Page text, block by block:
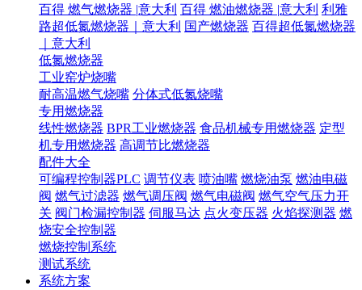
百得 燃气燃烧器 |意大利 百得 燃油燃烧器 |意大利 利雅
路超低氮燃烧器｜意大利 国产燃烧器 百得超低氮燃烧器
｜意大利
低氮燃烧器
工业窑炉烧嘴
耐高温燃气烧嘴 分体式低氮烧嘴
专用燃烧器
线性燃烧器 BPR工业燃烧器 食品机械专用燃烧器 定型
机专用燃烧器 高调节比燃烧器
配件大全
可编程控制器PLC 调节仪表 喷油嘴 燃烧油泵 燃油电磁
阀 燃气过滤器 燃气调压阀 燃气电磁阀 燃气空气压力开
关 阀门检漏控制器 伺服马达 点火变压器 火焰探测器 燃
烧安全控制器
燃烧控制系统
测试系统
系统方案